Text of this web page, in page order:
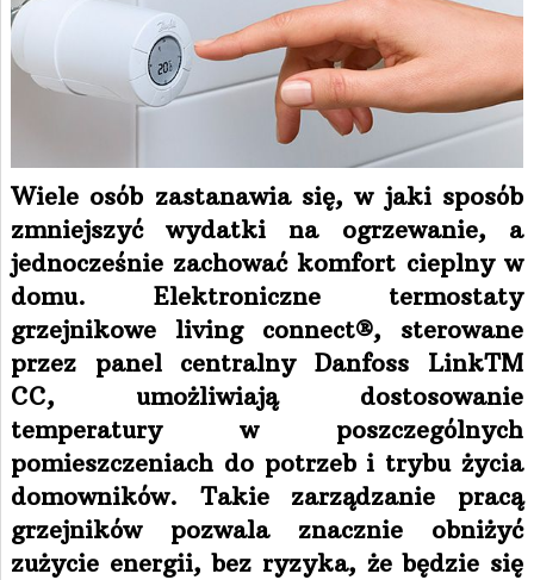
Wiele osób zastanawia się, w jaki sposób
zmniejszyć wydatki na ogrzewanie, a
jednocześnie zachować komfort cieplny w
domu. Elektroniczne termostaty
grzejnikowe living connect®, sterowane
przez panel centralny Danfoss LinkTM
CC, umożliwiają dostosowanie
temperatury w poszczególnych
pomieszczeniach do potrzeb i trybu życia
domowników. Takie zarządzanie pracą
grzejników pozwala znacznie obniżyć
zużycie energii, bez ryzyka, że będzie się